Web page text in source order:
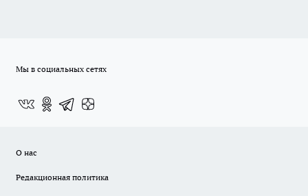
Мы в социальных сетях
О нас
Редакционная политика